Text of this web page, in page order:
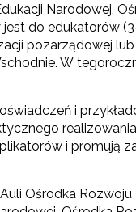
Narodowej,
do edukatorów
pozarządowej
W
i
i promują
Ośrodka